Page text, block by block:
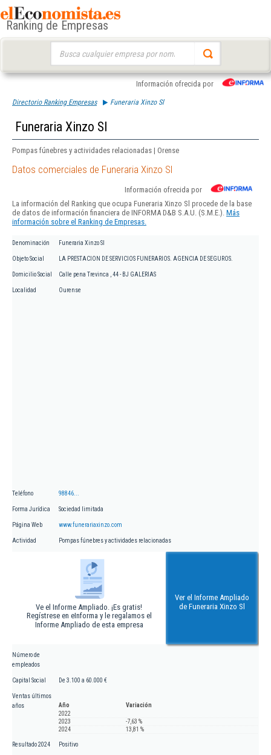
Ranking de Empresas
Información ofrecida por
Directorio Ranking Empresas Funeraria Xinzo Sl
Funeraria Xinzo Sl
Pompas fúnebres y actividades relacionadas | Orense
Datos comerciales de Funeraria Xinzo Sl
Información ofrecida por
La información del Ranking que ocupa Funeraria Xinzo Sl procede de la base
de datos de información financiera de INFORMA D&B S.A.U. (S.M.E.). Más
información sobre el Ranking de Empresas.
Denominación Funeraria Xinzo Sl
Objeto Social LA PRESTACION DE SERVICIOS FUNERARIOS. AGENCIA DE SEGUROS.
Domicilio Social Calle pena Trevinca , 44 - BJ GALERIAS
Localidad Ourense
Teléfono 98846...
Forma Jurídica Sociedad limitada
Página Web www.funerariaxinzo.com
Actividad Pompas fúnebres y actividades relacionadas
Ve el Informe Ampliado. ¡Es gratis!
Regístrese en eInforma y le regalamos el
Informe Ampliado de esta empresa
Ver el Informe Ampliado
de Funeraria Xinzo Sl
Número de
empleados
Capital Social De 3.100 a 60.000 €
Ventas últimos
años
Año
Variación
2022
2023
-7,63 %
2024
13,81 %
Resultado 2024 Positivo